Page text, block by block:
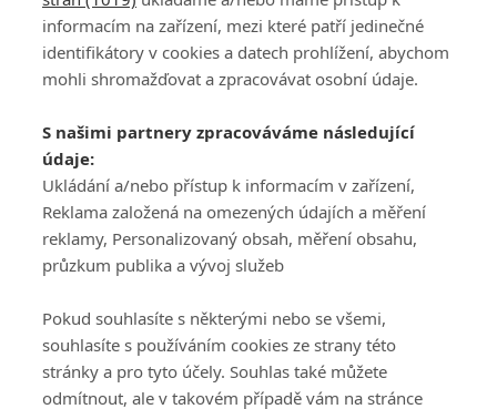
informacím na zařízení, mezi které patří jedinečné
identifikátory v cookies a datech prohlížení, abychom
mohli shromažďovat a zpracovávat osobní údaje.
S našimi partnery zpracováváme následující
údaje:
Ukládání a/nebo přístup k informacím v zařízení,
Reklama založená na omezených údajích a měření
reklamy, Personalizovaný obsah, měření obsahu,
průzkum publika a vývoj služeb
Pokud souhlasíte s některými nebo se všemi,
souhlasíte s používáním cookies ze strany této
stránky a pro tyto účely. Souhlas také můžete
odmítnout, ale v takovém případě vám na stránce
Všeobecné obchodní
podmínky služby
GolfExtra.cz Premium
Podmínky zpracování
osobních údajů při
GolfExtra
Ceník GolfExtra.cz
Premium
ATV CZ, s.r.o.
140 00 Praha 4